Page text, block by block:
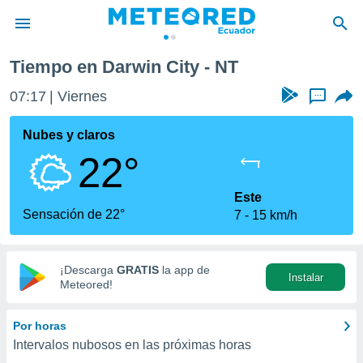
de
ha
calidad.
a este
las
y
digital
basada
Tiempo en Darwin City - NT
07:17 Viernes ...
Nubes y claros
22°
Sensación de 22°
Este
7
15 km/h
¡Descarga GRATIS la app de
Meteored!
Instalar
Por horas
Intervalos nubosos en las próximas horas